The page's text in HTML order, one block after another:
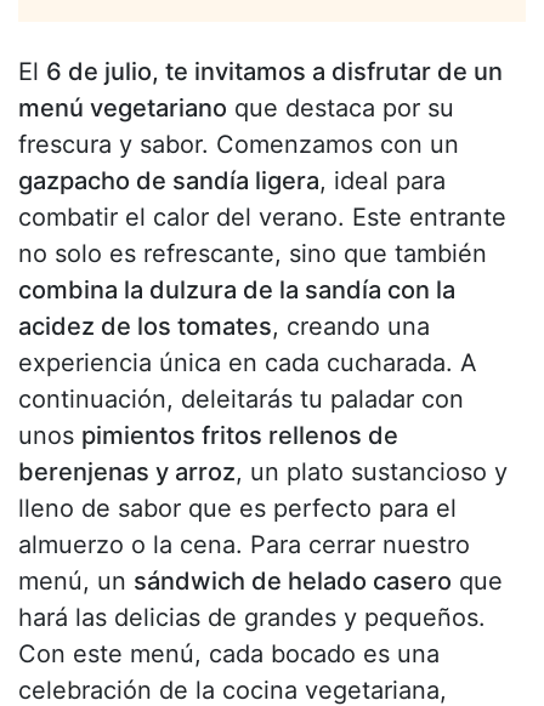
El 6 de julio, te invitamos a disfrutar de un
menú vegetariano que destaca por su
frescura y sabor. Comenzamos con un
gazpacho de sandía ligera, ideal para
combatir el calor del verano. Este entrante
no solo es refrescante, sino que también
combina la dulzura de la sandía con la
acidez de los tomates, creando una
experiencia única en cada cucharada. A
continuación, deleitarás tu paladar con
unos pimientos fritos rellenos de
berenjenas y arroz, un plato sustancioso y
lleno de sabor que es perfecto para el
almuerzo o la cena. Para cerrar nuestro
menú, un sándwich de helado casero que
hará las delicias de grandes y pequeños.
Con este menú, cada bocado es una
celebración de la cocina vegetariana,